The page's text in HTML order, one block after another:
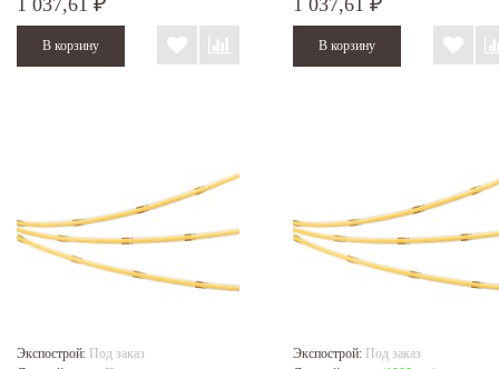
1 037,61 ₽ 1 037,61 ₽
Экспострой: Под заказ
Экспострой: Под заказ